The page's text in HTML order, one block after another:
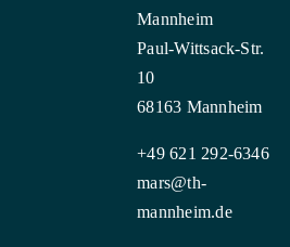
Mannheim
Paul-Wittsack-Str.
10
68163 Mannheim
+49 621 292-6346
mars@th-
mannheim.de